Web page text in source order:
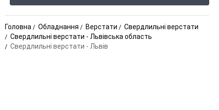
Головна Обладнання Верстати
Свердлильні верстати
Свердлильні верстати - Львівська область
Свердлильні верстати - Львів